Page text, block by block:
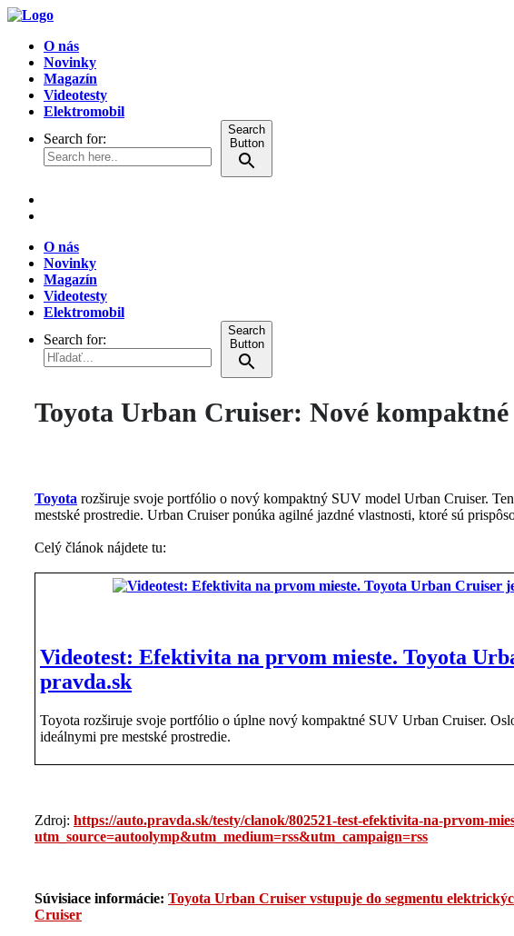
O nás
Novinky
Magazín
Videotesty
Elektromobil
Search for:
Search
Button
O nás
Novinky
Magazín
Videotesty
Elektromobil
Search for:
Search
Button
Toyota Urban Cruiser: Nové
Toyota rozširuje svoje portfólio o nový kompaktný SUV model Urban Cruiser.
mestské prostredie. Urban Cruiser ponúka agilné jazdné vlastnosti, ktoré sú
Celý článok nájdete tu:
Videotest: Efektivita na prvom mieste. Toyota
pravda.sk
Toyota rozširuje svoje portfólio o úplne nový kompaktné SUV Urban Cruiser.
ideálnymi pre mestské prostredie.
Zdroj: https://auto.pravda.sk/testy/clanok/802521-test-efektivita-na-prvom-
utm_source=autoolymp&utm_medium=rss&utm_campaign=rss
Súvisiace informácie: Toyota Urban Cruiser vstupuje do segmentu
Cruiser